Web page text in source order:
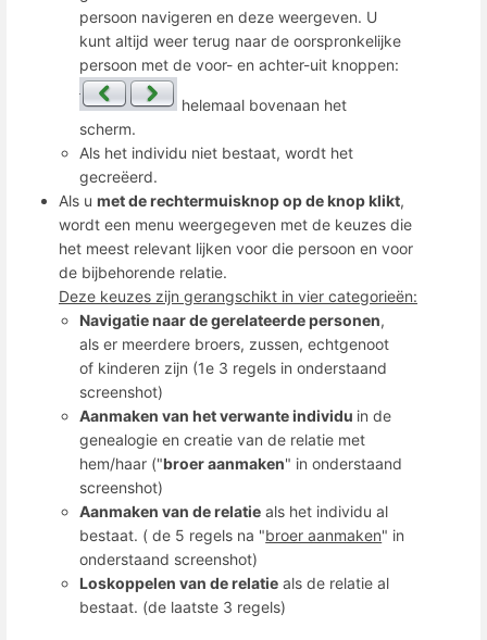
persoon navigeren en deze weergeven. U
kunt altijd weer terug naar de oorspronkelijke
persoon met de voor- en achter-uit knoppen:
helemaal bovenaan het
scherm.
Als het individu niet bestaat, wordt het
gecreëerd.
Als u met de rechtermuisknop op de knop klikt,
wordt een menu weergegeven met de keuzes die
het meest relevant lijken voor die persoon en voor
de bijbehorende relatie.
Deze keuzes zijn gerangschikt in vier categorieën:
Navigatie naar de gerelateerde personen,
als er meerdere broers, zussen, echtgenoot
of kinderen zijn (1e 3 regels in onderstaand
screenshot)
Aanmaken van het verwante individu in de
genealogie en creatie van de relatie met
hem/haar ("broer aanmaken" in onderstaand
screenshot)
Aanmaken van de relatie als het individu al
bestaat. ( de 5 regels na "broer aanmaken" in
onderstaand screenshot)
Loskoppelen van de relatie als de relatie al
bestaat. (de laatste 3 regels)